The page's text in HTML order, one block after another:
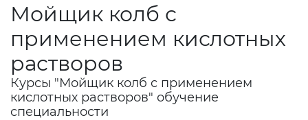
Мойщик колб с
применением кислотных
растворов
Курсы "Мойщик колб с применением
кислотных растворов" обучение
специальности